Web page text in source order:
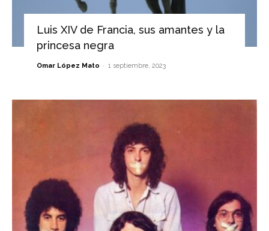
Luis XIV de Francia, sus amantes y la
princesa negra
Omar López Mato - 1 septiembre, 2023